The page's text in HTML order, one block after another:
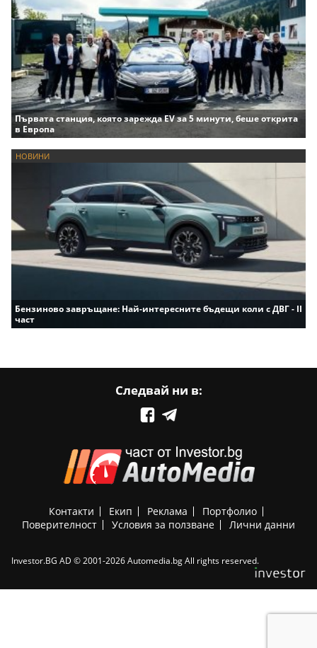
Първата станция, която зарежда EV за 5 минути, беше открита
в Европа
НОВИНИ
Бензиново завръщане: Най-интересните бъдещи коли с ДВГ - II
част
Следвай ни в:
Контакти Екип Реклама
Портфолио
Поверителност
Условия за ползване Лични данни
Investor.BG AD © 2001-2026 Automedia.bg All rights reserved.